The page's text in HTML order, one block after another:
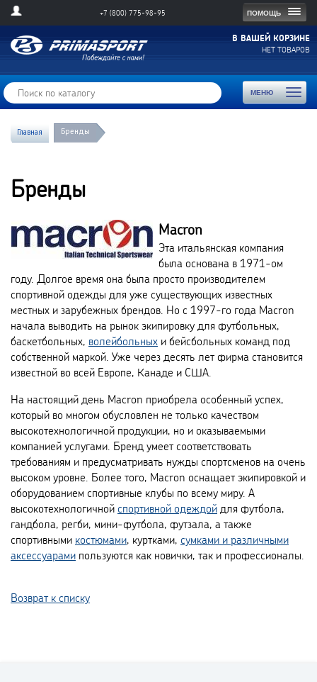
ПОМОЩЬ
+7 (800) 775-98-95
В ВАШЕЙ КОРЗИНЕ
НЕТ ТОВАРОВ
МЕНЮ
Toggle
Главная Бренды
Бренды
Macron
Эта итальянская компания
была основана в 1971-ом
году. Долгое время она была просто производителем
спортивной одежды для уже существующих известных
местных и зарубежных брендов. Но с 1997-го года Macron
начала выводить на рынок экипировку для футбольных,
баскетбольных, волейбольных и бейсбольных команд под
собственной маркой. Уже через десять лет фирма становится
известной во всей Европе, Канаде и США.
На настоящий день Macron приобрела особенный успех,
который во многом обусловлен не только качеством
высокотехнологичной продукции, но и оказываемыми
компанией услугами. Бренд умеет соответствовать
требованиям и предусматривать нужды спортсменов на очень
высоком уровне. Более того, Macron оснащает экипировкой и
оборудованием спортивные клубы по всему миру. А
высокотехнологичной спортивной одеждой для футбола,
гандбола, регби, мини-футбола, футзала, а также
спортивными костюмами, куртками, сумками и различными
аксессуарами пользуются как новички, так и профессионалы.
Возврат к списку